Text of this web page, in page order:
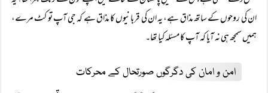
ان کی روحوں کے ساتھ مذاق ہے، یہ ان کی قربانیوں کا مذاق ہے کہ جی آپ تو کٹ مرے،
ہمیں سمجھ ہی نہ آیا کہ آپ کا مسئلہ کیا تھا۔
امن و امان کی دگرگوں صورتحال کے محرکات